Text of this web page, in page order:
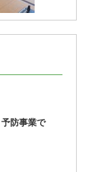
防事業で